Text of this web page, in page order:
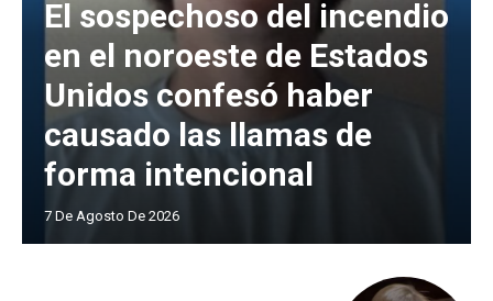
El sospechoso del incendio
en el noroeste de Estados
Unidos confesó haber
causado las llamas de
forma intencional
7 De Agosto De 2026